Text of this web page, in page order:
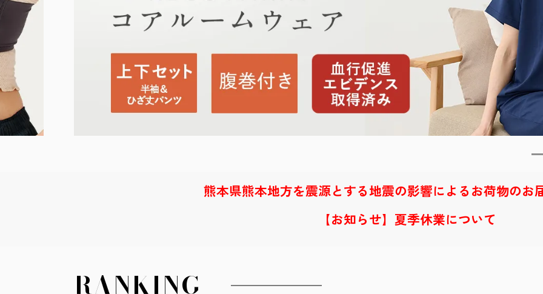
熊本県熊本地方を震源とする地震の影響によるお荷物のお
【お知らせ】夏季休業について
RANKING